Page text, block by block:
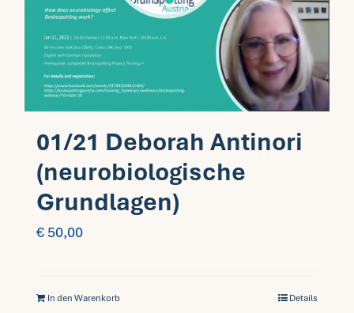
01/21 Deborah Antinori
(neurobiologische
Grundlagen)
€ 50,00
In den Warenkorb Details